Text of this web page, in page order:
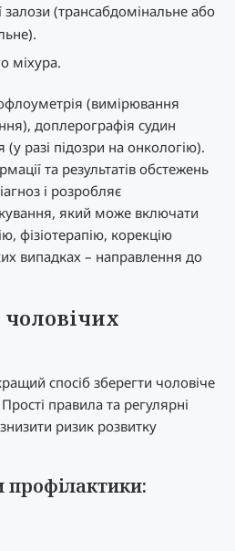
(трансабдомінальне або
міхура.
(вимірювання
доплерографія судин
(у разі підозри на онкологію).
та результатів обстежень
і розробляє
який може включати
фізіотерапію, корекцію
випадках – направлення до
спосіб зберегти чоловіче
правила та регулярні
ризик розвитку
профілактики: